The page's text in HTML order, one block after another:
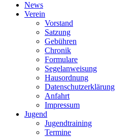
News
Verein
Vorstand
Satzung
Gebühren
Chronik
Formulare
Segelanweisung
Hausordnung
Datenschutzerklärung
Anfahrt
Impressum
Jugend
Jugendtraining
Termine